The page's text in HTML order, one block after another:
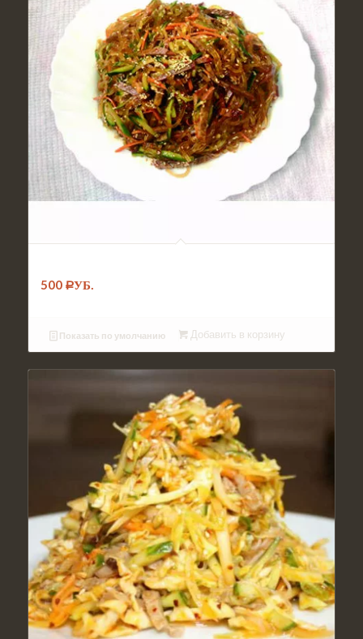
500 РУБ.
Добавить в корзину
Показать по умолчанию